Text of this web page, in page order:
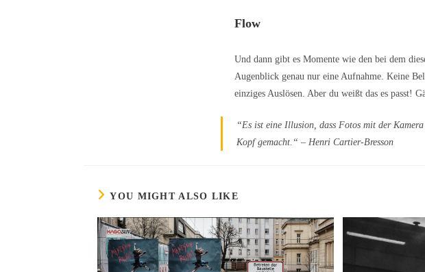
Flow
Und dann gibt es Momente wie den bei dem
Augenblick genau nur eine Aufnahme. Keine
einziges Auslösen. Aber du weißt das es passt!
“Es ist eine Illusion, dass Fotos mit der
Kopf gemacht. “ – Henri Cartier-Bresson
YOU MIGHT ALSO LIKE